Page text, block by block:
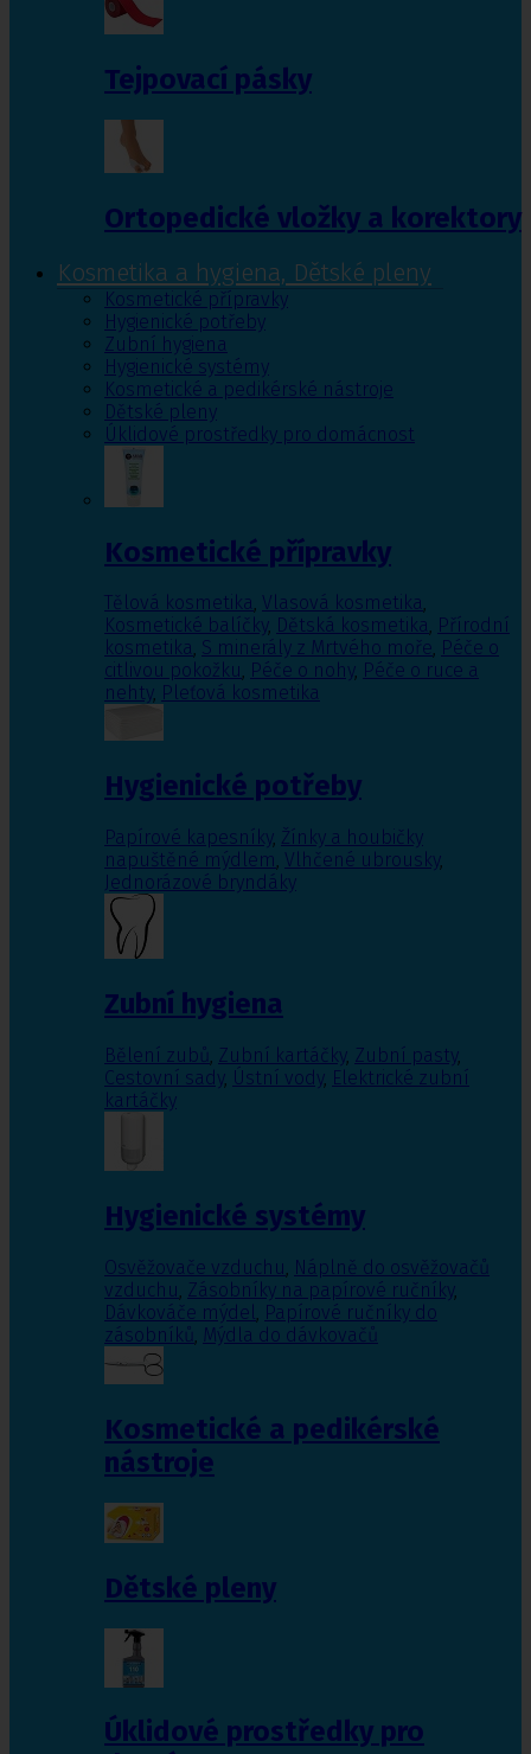
Tejpovací pásky
Ortopedické vložky a korektory
Kosmetika a hygiena, Dětské pleny
Kosmetické přípravky
Hygienické potřeby
Zubní hygiena
Hygienické systémy
Kosmetické a pedikérské nástroje
Dětské pleny
Úklidové prostředky pro domácnost
Kosmetické přípravky
Tělová kosmetika, Vlasová kosmetika,
Kosmetické balíčky, Dětská kosmetika, Přírodní
kosmetika, S minerály z Mrtvého moře, Péče o
citlivou pokožku, Péče o nohy, Péče o ruce a
nehty, Pleťová kosmetika
Hygienické potřeby
Papírové kapesníky, Žínky a houbičky
napuštěné mýdlem, Vlhčené ubrousky,
Jednorázové bryndáky
Zubní hygiena
Bělení zubů, Zubní kartáčky, Zubní pasty,
Cestovní sady, Ústní vody, Elektrické zubní
kartáčky
Hygienické systémy
Osvěžovače vzduchu, Náplně do osvěžovačů
vzduchu, Zásobníky na papírové ručníky,
Dávkováče mýdel, Papírové ručníky do
zásobníků, Mýdla do dávkovačů
Kosmetické a pedikérské
nástroje
Dětské pleny
Úklidové prostředky pro